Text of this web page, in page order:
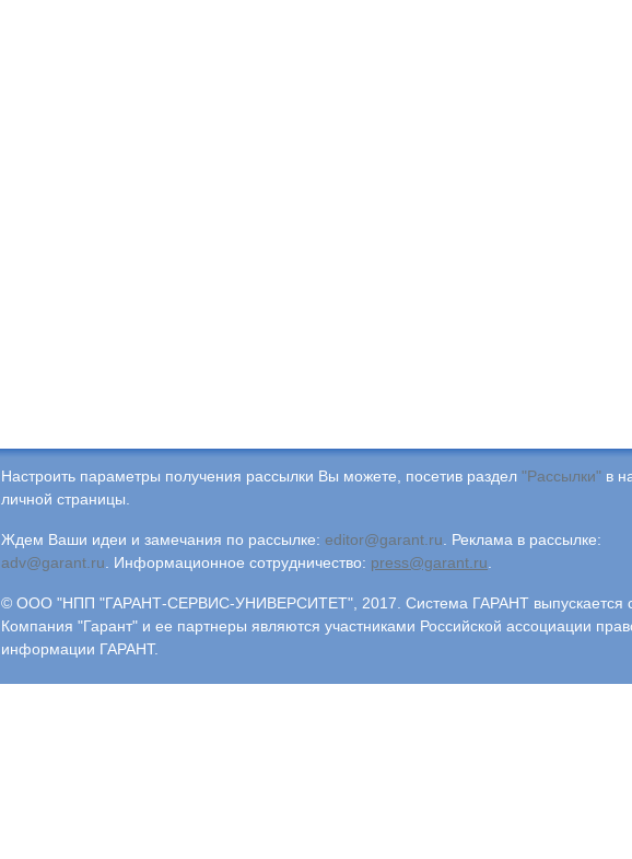
Настроить параметры получения рассылки Вы можете, посетив раздел "Рассылки" в
личной страницы.
Ждем Ваши идеи и замечания по рассылке: editor@garant.ru
Реклама в рассылке:
adv@garant.ru
Информационное сотрудничество: press@garant.ru
© ООО "НПП "ГАРАНТ-СЕРВИС-УНИВЕРСИТЕТ", 2017. Система ГАРАНТ выпускается с
Компания "Гарант" и ее партнеры являются участниками Российской ассоциации
информации ГАРАНТ.